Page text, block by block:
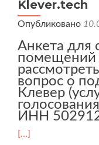
Klever.tech
Опубликовано
Анкета для
рассмотреть
вопрос о
Клевер
ИНН
[…]